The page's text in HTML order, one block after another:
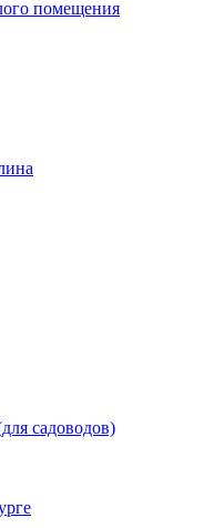
помещения
садоводов)